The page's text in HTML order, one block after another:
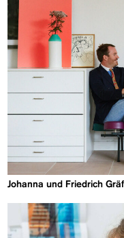
Johanna und Friedrich